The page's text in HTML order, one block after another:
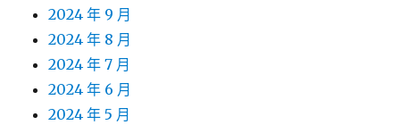
2024 年 9 月
2024 年 8 月
2024 年 7 月
2024 年 6 月
2024 年 5 月